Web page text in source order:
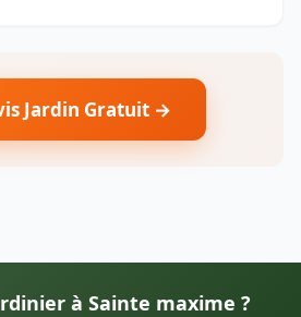
Jardin Gratuit →
à Sainte maxime ?